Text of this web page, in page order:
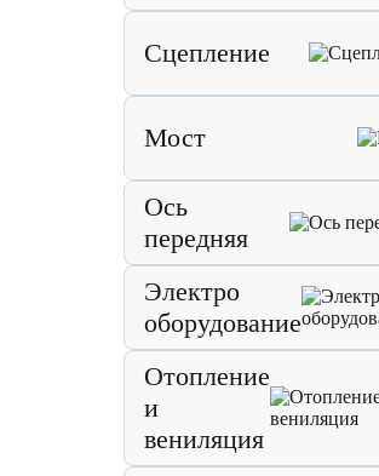
Сцепление
Мост
Ось
передняя
Электро
оборудование
Отопление
и
вениляция